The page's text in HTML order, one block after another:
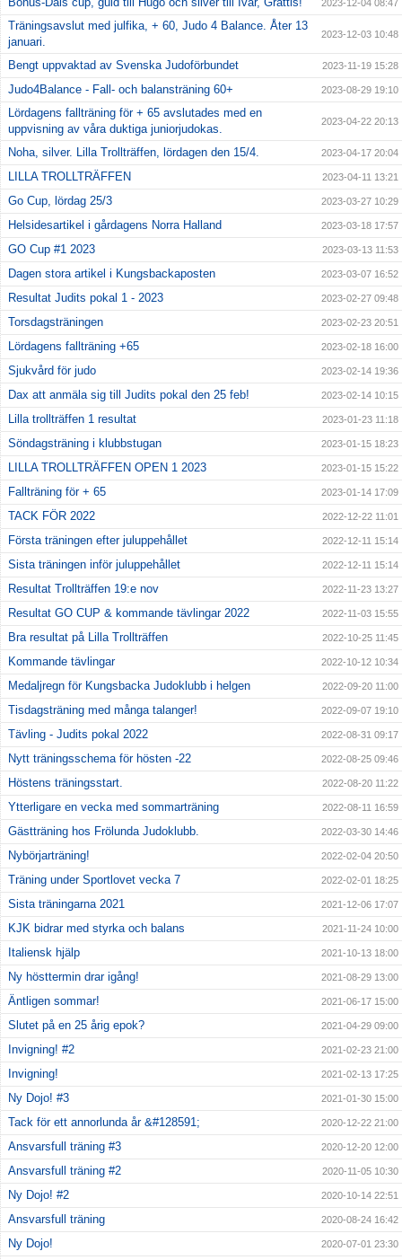
2023-12-04 08:47
Träningsavslut med julfika, + 60, Judo 4 Balance. Åter 13
januari.
2023-12-03 10:48
Bengt uppvaktad av Svenska Judoförbundet 2023-11-19 15:28
Judo4Balance - Fall- och balansträning 60+ 2023-08-29 19:10
Lördagens fallträning för + 65 avslutades med en
uppvisning av våra duktiga juniorjudokas.
2023-04-22 20:13
Noha, silver. Lilla Trollträffen, lördagen den 15/4. 2023-04-17 20:04
LILLA TROLLTRÄFFEN 2023-04-11 13:21
Go Cup, lördag 25/3 2023-03-27 10:29
Helsidesartikel i gårdagens Norra Halland 2023-03-18 17:57
GO Cup #1 2023 2023-03-13 11:53
Dagen stora artikel i Kungsbackaposten 2023-03-07 16:52
Resultat Judits pokal 1 - 2023 2023-02-27 09:48
Torsdagsträningen 2023-02-23 20:51
Lördagens fallträning +65 2023-02-18 16:00
Sjukvård för judo 2023-02-14 19:36
Dax att anmäla sig till Judits pokal den 25 feb! 2023-02-14 10:15
Lilla trollträffen 1 resultat 2023-01-23 11:18
Söndagsträning i klubbstugan 2023-01-15 18:23
LILLA TROLLTRÄFFEN OPEN 1 2023 2023-01-15 15:22
Fallträning för + 65 2023-01-14 17:09
TACK FÖR 2022 2022-12-22 11:01
Första träningen efter juluppehållet 2022-12-11 15:14
Sista träningen inför juluppehållet 2022-12-11 15:14
Resultat Trollträffen 19:e nov 2022-11-23 13:27
Resultat GO CUP & kommande tävlingar 2022 2022-11-03 15:55
Bra resultat på Lilla Trollträffen 2022-10-25 11:45
Kommande tävlingar 2022-10-12 10:34
Medaljregn för Kungsbacka Judoklubb i helgen 2022-09-20 11:00
Tisdagsträning med många talanger! 2022-09-07 19:10
Tävling - Judits pokal 2022 2022-08-31 09:17
Nytt träningsschema för hösten -22 2022-08-25 09:46
Höstens träningsstart. 2022-08-20 11:22
Ytterligare en vecka med sommarträning 2022-08-11 16:59
Gästträning hos Frölunda Judoklubb. 2022-03-30 14:46
Nybörjarträning! 2022-02-04 20:50
Träning under Sportlovet vecka 7 2022-02-01 18:25
Sista träningarna 2021 2021-12-06 17:07
KJK bidrar med styrka och balans 2021-11-24 10:00
Italiensk hjälp 2021-10-13 18:00
Ny hösttermin drar igång! 2021-08-29 13:00
Äntligen sommar! 2021-06-17 15:00
Slutet på en 25 årig epok? 2021-04-29 09:00
Invigning! #2 2021-02-23 21:00
Invigning! 2021-02-13 17:25
Ny Dojo! #3 2021-01-30 15:00
Tack för ett annorlunda år &#128591; 2020-12-22 21:00
Ansvarsfull träning #3 2020-12-20 12:00
Ansvarsfull träning #2 2020-11-05 10:30
Ny Dojo! #2 2020-10-14 22:51
Ansvarsfull träning 2020-08-24 16:42
Ny Dojo! 2020-07-01 23:30